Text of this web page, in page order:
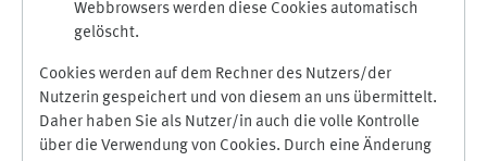
Webbrowsers werden diese Cookies automatisch
gelöscht.
Cookies werden auf dem Rechner des Nutzers/der
Nutzerin gespeichert und von diesem an uns übermittelt.
Daher haben Sie als Nutzer/in auch die volle Kontrolle
über die Verwendung von Cookies. Durch eine Änderung